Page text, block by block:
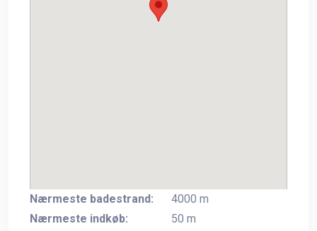
Nærmeste badestrand:
4000 m
Nærmeste indkøb:
50 m